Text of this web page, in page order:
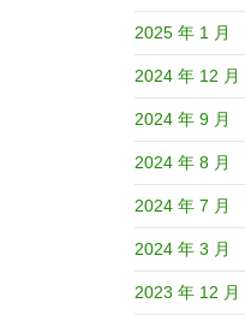
2025 年 1 月
2024 年 12 月
2024 年 9 月
2024 年 8 月
2024 年 7 月
2024 年 3 月
2023 年 12 月